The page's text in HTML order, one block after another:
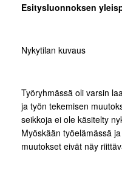
Esitysluonnoksen
Nykytilan kuvaus
Työryhmässä oli varsin
ja työn tekemisen
seikkoja ei ole käsitelty
Myöskään työelämässä
muutokset eivät näy